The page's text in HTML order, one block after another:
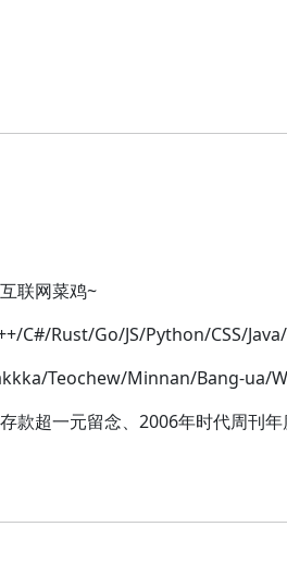
联网菜鸡~
C#/Rust/Go/JS/Python/CSS/
Teochew/Minnan/Bang-ua/
款超一元留念、2006年时代周刊